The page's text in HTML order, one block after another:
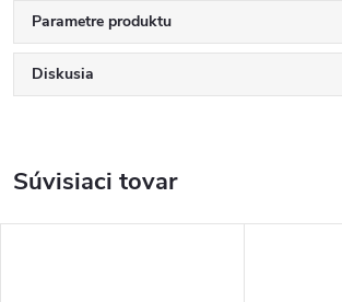
Parametre produktu
Diskusia
Súvisiaci tovar